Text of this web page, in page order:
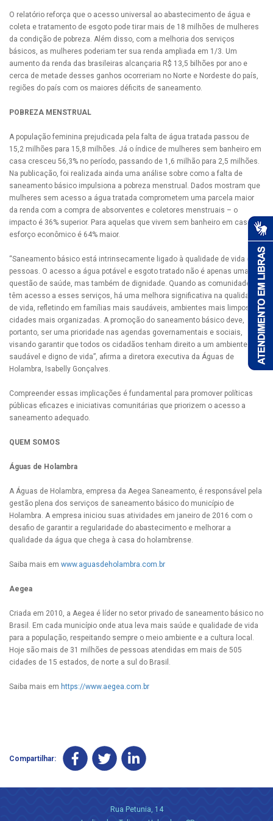
O relatório reforça que o acesso universal ao abastecimento de água e
coleta e tratamento de esgoto pode tirar mais de 18 milhões de mulheres
da condição de pobreza. Além disso, com a melhoria dos serviços
básicos, as mulheres poderiam ter sua renda ampliada em 1/3. Um
aumento da renda das brasileiras alcançaria R$ 13,5 bilhões por ano e
cerca de metade desses ganhos ocorreriam no Norte e Nordeste do país,
regiões do país com os maiores déficits de saneamento.
POBREZA MENSTRUAL
A população feminina prejudicada pela falta de água tratada passou de
15,2 milhões para 15,8 milhões. Já o índice de mulheres sem banheiro em
casa cresceu 56,3% no período, passando de 1,6 milhão para 2,5 milhões.
Na publicação, foi realizada ainda uma análise sobre como a falta de
saneamento básico impulsiona a pobreza menstrual. Dados mostram que
mulheres sem acesso a água tratada comprometem uma parcela maior
da renda com a compra de absorventes e coletores menstruais – o
impacto é 36% superior. Para aquelas que vivem sem banheiro em casa, o
esforço econômico é 64% maior.
“Saneamento básico está intrinsecamente ligado à qualidade de vida das
pessoas. O acesso a água potável e esgoto tratado não é apenas uma
questão de saúde, mas também de dignidade. Quando as comunidades
têm acesso a esses serviços, há uma melhora significativa na qualidade
de vida, refletindo em famílias mais saudáveis, ambientes mais limpos e
cidades mais organizadas. A promoção do saneamento básico deve,
portanto, ser uma prioridade nas agendas governamentais e sociais,
visando garantir que todos os cidadãos tenham direito a um ambiente
saudável e digno de vida”, afirma a diretora executiva da Águas de
Holambra, Isabelly Gonçalves.
Compreender essas implicações é fundamental para promover políticas
públicas eficazes e iniciativas comunitárias que priorizem o acesso a
saneamento adequado.
QUEM SOMOS
Águas de Holambra
A Águas de Holambra, empresa da Aegea Saneamento, é responsável pela
gestão plena dos serviços de saneamento básico do município de
Holambra. A empresa iniciou suas atividades em janeiro de 2016 com o
desafio de garantir a regularidade do abastecimento e melhorar a
qualidade da água que chega à casa do holambrense.
Saiba mais em www.aguasdeholambra.com.br
Aegea
Criada em 2010, a Aegea é líder no setor privado de saneamento básico no
Brasil. Em cada município onde atua leva mais saúde e qualidade de vida
para a população, respeitando sempre o meio ambiente e a cultura local.
Hoje são mais de 31 milhões de pessoas atendidas em mais de 505
cidades de 15 estados, de norte a sul do Brasil.
Saiba mais em https://www.aegea.com.br
Compartilhar:
Rua Petunia, 14